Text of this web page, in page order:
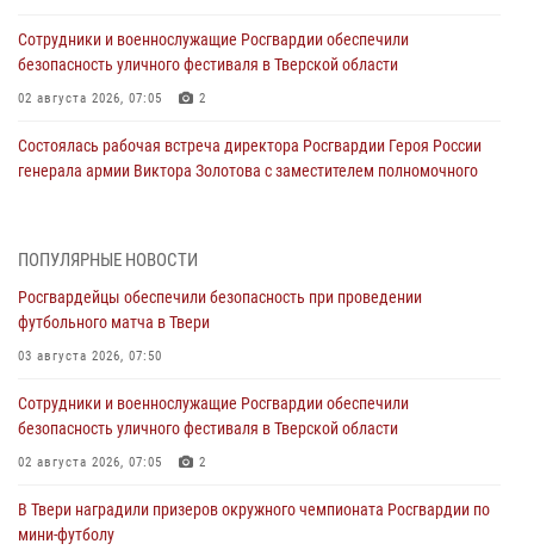
Сотрудники и военнослужащие Росгвардии обеспечили
безопасность уличного фестиваля в Тверской области
02 августа 2026, 07:05 2
Состоялась рабочая встреча директора Росгвардии Героя России
генерала армии Виктора Золотова с заместителем полномочного
31 июля 2026, 05:42 4
Росгвардейцы в Твери приняли участие в молебне, посвященном
Дню Крещения Руси
28 июля 2026, 11:30
Сотрудники вневедомственной охраны совершили 250 выездов и
пресекли 20 правонарушений за неделю в Тверской области
27 июля 2026, 08:29
В Твери наградили призеров окружного чемпионата Росгвардии по
мини-футболу
ПОПУЛЯРНЫЕ НОВОСТИ
Росгвардейцы обеспечили безопасность при проведении
футбольного матча в Твери
03 августа 2026, 07:50
Сотрудники и военнослужащие Росгвардии обеспечили
безопасность уличного фестиваля в Тверской области
02 августа 2026, 07:05 2
В Твери наградили призеров окружного чемпионата Росгвардии по
мини-футболу